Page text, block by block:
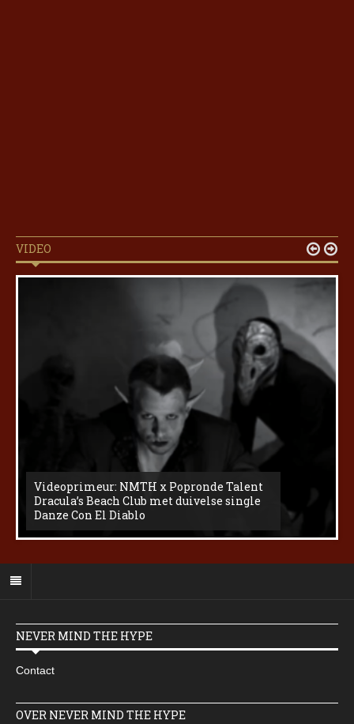
VIDEO
Videoprimeur: NMTH x Popronde Talent
Dracula’s Beach Club met duivelse single
Danze Con El Diablo
 
NEVER MIND THE HYPE
Contact
OVER NEVER MIND THE HYPE